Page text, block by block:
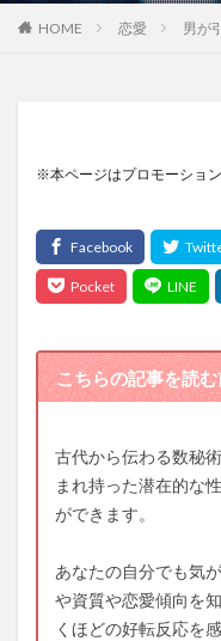
HOME 恋愛 男が
※本ページはプロモーショ
こちらの記事を読
古代から伝わる数秘
まれ持った潜在的な
ができます。
あなたの自分でも気
や資質や恋愛傾向を
くほどの好転反応を